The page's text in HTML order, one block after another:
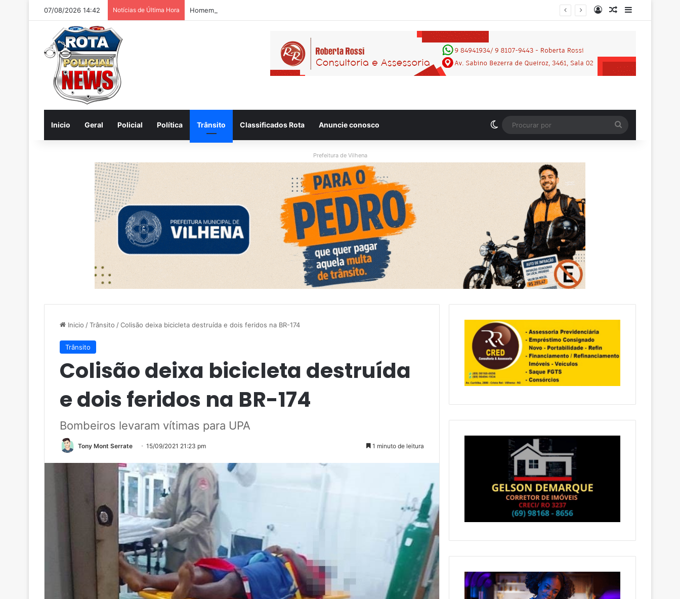
07/08/2026 14:42 Notícias de Última Hora Homem é preso após ser flagrado repassando porção de maconha a garoto de 14 anos em praça de Vilhena EntrarArtigo aleatório
Inicio Geral Policial Política Trânsito Classificados Rota Anuncie conosco Switch skin
por
Prefeitura de Vilhena
Inicio /Trânsito /Colisão deixa bicicleta destruída e dois feridos na BR-174
Trânsito
Colisão deixa bicicleta destruída
e dois feridos na BR-174
Bombeiros levaram vítimas para UPA
Tony Mont Serrate 15/09/2021 21:23 pm 1 minuto de leitura